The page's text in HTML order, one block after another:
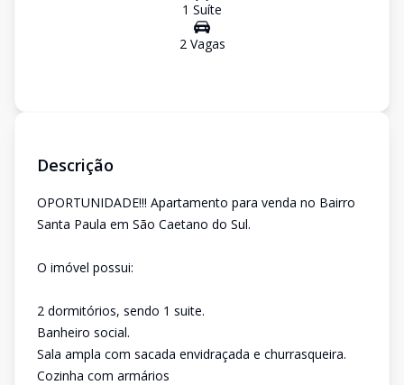
1 Suíte
2Vagas
Descrição
OPORTUNIDADE!!! Apartamento para venda no Bairro
Santa Paula em São Caetano do Sul.
O imóvel possui:
2 dormitórios, sendo 1 suite.
Banheiro social.
Sala ampla com sacada envidraçada e churrasqueira.
Cozinha com armários